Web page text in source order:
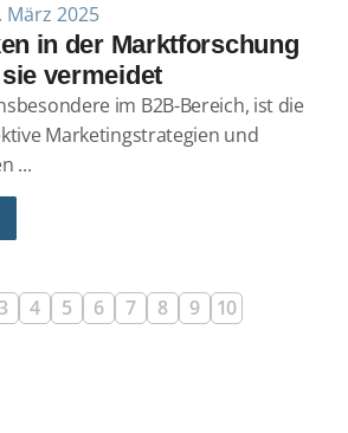
in der Marktforschung
vermeidet
2025
im B2B-Bereich, ist die
Marketingstrategien und
...
3 4 5 6 7 8 9 10